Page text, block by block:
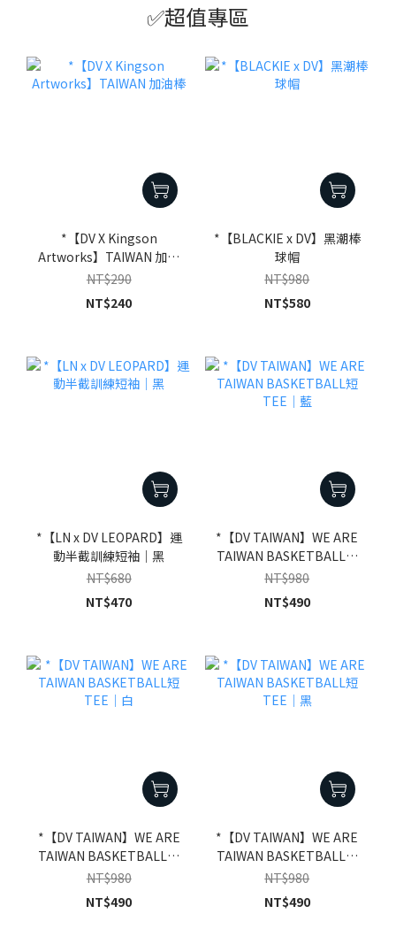
✅超值專區
*【DV X Kingson
Artworks】TAIWAN 加油
棒
NT$290
NT$240
*【BLACKIE x DV】黑潮棒
球帽
NT$980
NT$580
*【LN x DV LEOPARD】運
動半截訓練短袖｜黑
NT$680
NT$470
*【DV TAIWAN】WE ARE
TAIWAN BASKETBALL短
TEE｜藍
NT$980
NT$490
*【DV TAIWAN】WE ARE
TAIWAN BASKETBALL短
TEE｜白
NT$980
NT$490
*【DV TAIWAN】WE ARE
TAIWAN BASKETBALL短
TEE｜黑
NT$980
NT$490